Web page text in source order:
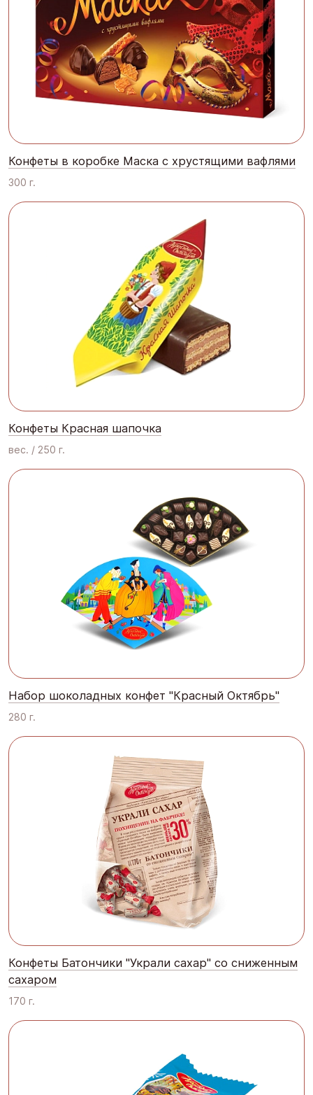
Конфеты в коробке Маска с хрустящими вафлями
300 г.
Конфеты Красная шапочка
вес. / 250 г.
Набор шоколадных конфет "Красный Октябрь"
280 г.
Конфеты Батончики "Украли сахар" со сниженным
сахаром
170 г.